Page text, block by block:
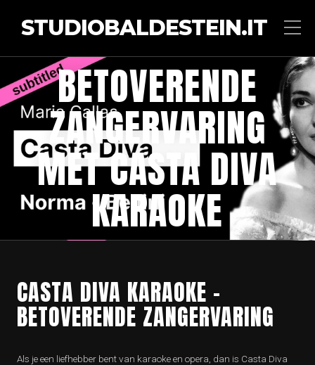
STUDIOBALDESTEIN.IT
BETOVERENDE
ZANGERVARING
MET CASTA DIVA
KARAOKE
CASTA DIVA KARAOKE –
BETOVERENDE ZANGERVARING
Als je een liefhebber bent van karaoke en opera, dan is Casta Diva